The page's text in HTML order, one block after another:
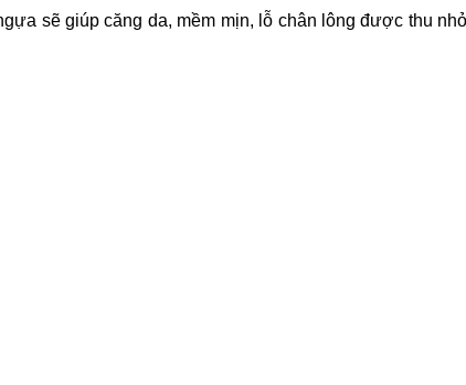
sẽ giúp căng da, mềm mịn, lỗ chân lông được thu